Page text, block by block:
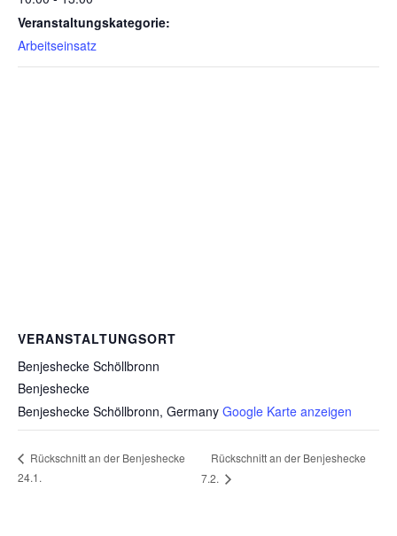
Veranstaltungskategorie:
Arbeitseinsatz
VERANSTALTUNGSORT
Benjeshecke Schöllbronn
Benjeshecke
Benjeshecke Schöllbronn, Germany Google Karte anzeigen
Rückschnitt an der Benjeshecke
24.1.
Rückschnitt an der Benjeshecke
7.2.